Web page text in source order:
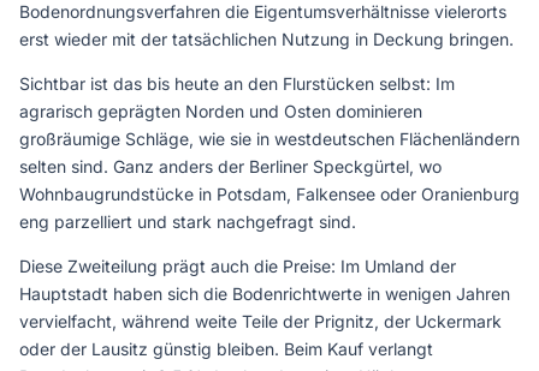
Bodenordnungsverfahren die Eigentumsverhältnisse vielerorts
erst wieder mit der tatsächlichen Nutzung in Deckung bringen.
Sichtbar ist das bis heute an den Flurstücken selbst: Im
agrarisch geprägten Norden und Osten dominieren
großräumige Schläge, wie sie in westdeutschen Flächenländern
selten sind. Ganz anders der Berliner Speckgürtel, wo
Wohnbaugrundstücke in Potsdam, Falkensee oder Oranienburg
eng parzelliert und stark nachgefragt sind.
Diese Zweiteilung prägt auch die Preise: Im Umland der
Hauptstadt haben sich die Bodenrichtwerte in wenigen Jahren
vervielfacht, während weite Teile der Prignitz, der Uckermark
oder der Lausitz günstig bleiben. Beim Kauf verlangt